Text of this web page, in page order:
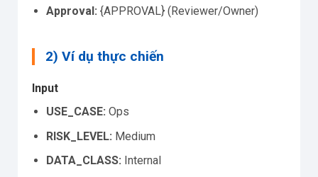
Approval: {APPROVAL} (Reviewer/Owner)
2) Ví dụ thực chiến
Input
USE_CASE: Ops
RISK_LEVEL: Medium
DATA_CLASS: Internal